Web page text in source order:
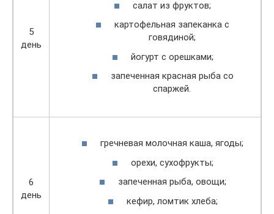
5
день
салат из фруктов;
картофельная запеканка с
говядиной;
йогурт с орешками;
запеченная красная рыба со
спаржей.
6
день
гречневая молочная каша, ягоды;
орехи, сухофрукты;
запеченная рыба, овощи;
кефир, ломтик хлеба;